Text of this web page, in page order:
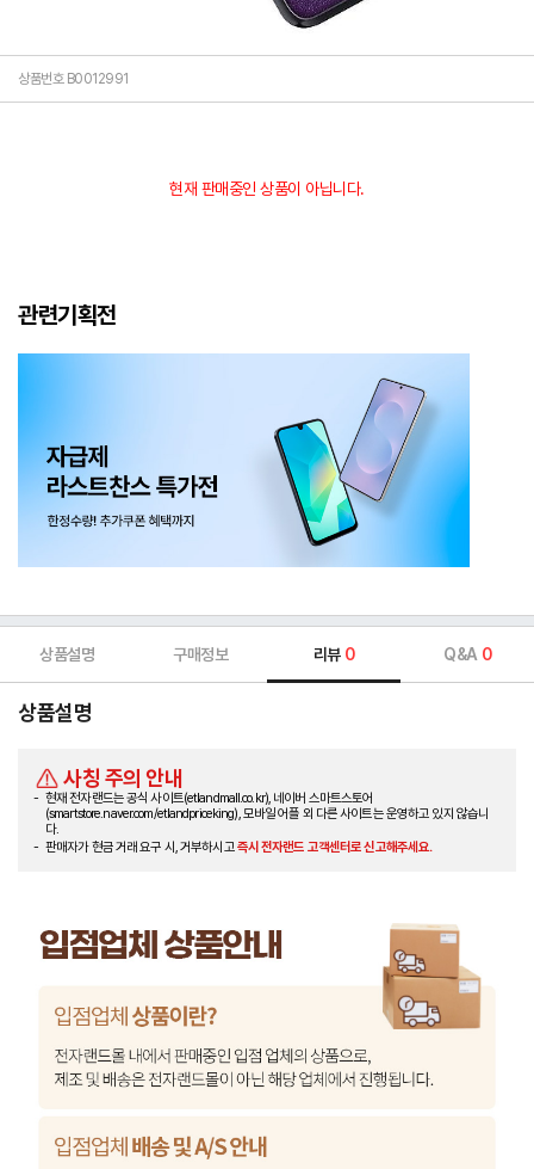
상품번호 B0012991
현재 판매중인 상품이 아닙니다.
관련기획전
상품설명 구매정보 리뷰 0 Q&A 0
상품설명
사칭 주의 안내
현재 전자랜드는 공식 사이트(etlandmall.co.kr), 네이버 스마트스토어
(smartstore.naver.com/etlandpriceking), 모바일 어플 외 다른 사이트는 운영하고 있지 않습니
다.
판매자가 현금 거래 요구 시, 거부하시고즉시 전자랜드 고객센터로 신고해주세요.